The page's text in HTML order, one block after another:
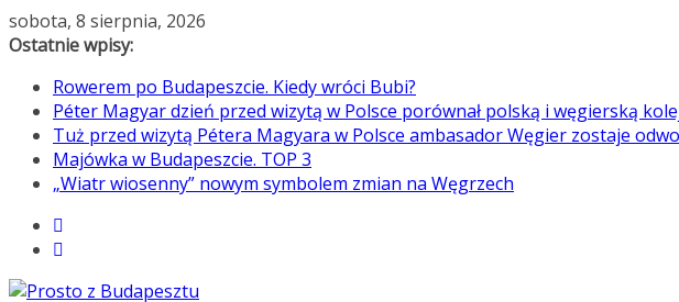
sobota, 8 sierpnia, 2026
Ostatnie wpisy:
Rowerem po Budapeszcie. Kiedy wróci Bubi?
Péter Magyar dzień przed wizytą w Polsce porównał polską i węgierską
Tuż przed wizytą Pétera Magyara w Polsce ambasador Węgier zostaje
Majówka w Budapeszcie. TOP 3
„Wiatr wiosenny” nowym symbolem zmian na Węgrzech